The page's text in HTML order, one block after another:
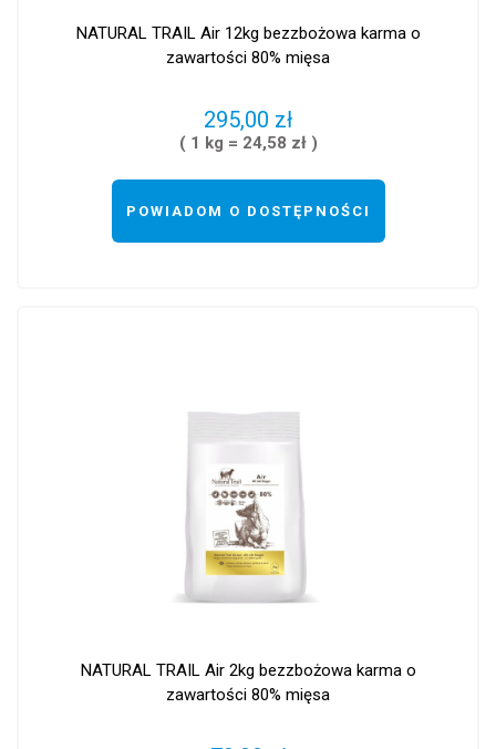
NATURAL TRAIL Air 12kg bezzbożowa karma o
zawartości 80% mięsa
295,00 zł
( 1 kg = 24,58 zł )
POWIADOM O DOSTĘPNOŚCI
NATURAL TRAIL Air 2kg bezzbożowa karma o
zawartości 80% mięsa